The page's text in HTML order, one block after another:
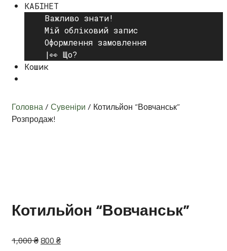
КАБІНЕТ
Важливо знати!
Мій обліковий запис
Оформлення замовлення
|👀 Що?
Кошик
Головна/ Сувеніри / Котильйон “Вовчанськ”
Розпродаж!
Котильйон “Вовчанськ”
1,000₴Оригінальна
800 ₴Поточна